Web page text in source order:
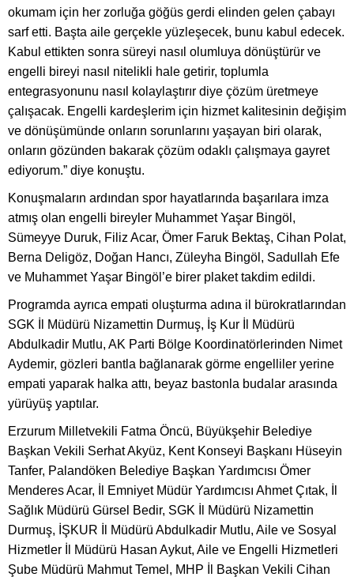
okumam için her zorluğa göğüs gerdi elinden gelen çabayı
sarf etti. Başta aile gerçekle yüzleşecek, bunu kabul edecek.
Kabul ettikten sonra süreyi nasıl olumluya dönüştürür ve
engelli bireyi nasıl nitelikli hale getirir, toplumla
entegrasyonunu nasıl kolaylaştırır diye çözüm üretmeye
çalışacak. Engelli kardeşlerim için hizmet kalitesinin değişim
ve dönüşümünde onların sorunlarını yaşayan biri olarak,
onların gözünden bakarak çözüm odaklı çalışmaya gayret
ediyorum.” diye konuştu.
Konuşmaların ardından spor hayatlarında başarılara imza
atmış olan engelli bireyler Muhammet Yaşar Bingöl,
Sümeyye Duruk, Filiz Acar, Ömer Faruk Bektaş, Cihan Polat,
Berna Deligöz, Doğan Hancı, Züleyha Bingöl, Sadullah Efe
ve Muhammet Yaşar Bingöl’e birer plaket takdim edildi.
Programda ayrıca empati oluşturma adına il bürokratlarından
SGK İl Müdürü Nizamettin Durmuş, İş Kur İl Müdürü
Abdulkadir Mutlu, AK Parti Bölge Koordinatörlerinden Nimet
Aydemir, gözleri bantla bağlanarak görme engelliler yerine
empati yaparak halka attı, beyaz bastonla budalar arasında
yürüyüş yaptılar.
Erzurum Milletvekili Fatma Öncü, Büyükşehir Belediye
Başkan Vekili Serhat Akyüz, Kent Konseyi Başkanı Hüseyin
Tanfer, Palandöken Belediye Başkan Yardımcısı Ömer
Menderes Acar, İl Emniyet Müdür Yardımcısı Ahmet Çıtak, İl
Sağlık Müdürü Gürsel Bedir, SGK İl Müdürü Nizamettin
Durmuş, İŞKUR İl Müdürü Abdulkadir Mutlu, Aile ve Sosyal
Hizmetler İl Müdürü Hasan Aykut, Aile ve Engelli Hizmetleri
Şube Müdürü Mahmut Temel, MHP İl Başkan Vekili Cihan